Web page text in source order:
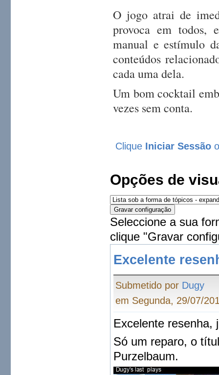
O jogo atrai de
provoca em todos,
manual e estímulo
conteúdos
cada uma dela.
Um bom cocktail
vezes sem conta.
Clique Iniciar Sessão
Opções de
Seleccione a sua
clique "Gravar
Excelente
Submetido por Dugy
em Segunda, 29/07/
Excelente resenha,
Só um reparo, o
Purzelbaum.